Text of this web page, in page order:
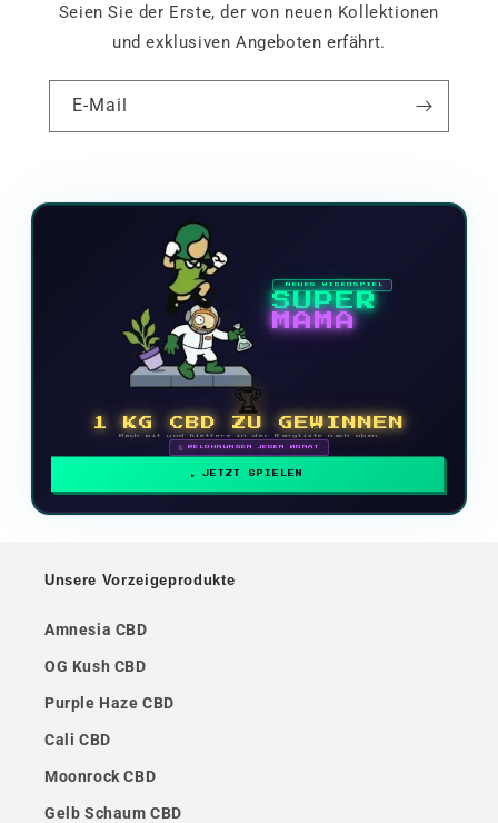
Seien Sie der Erste, der von neuen Kollektionen
und exklusiven Angeboten erfährt.
E-Mail
NEUES VIDEOSPIEL
SUPER
MAMA
🏆
1 KG CBD ZU GEWINNEN
Mach mit und klettere in der Rangliste nach oben
🗓 BELOHNUNGEN JEDEN MONAT
JETZT SPIELEN
Unsere Vorzeigeprodukte
Amnesia CBD
OG Kush CBD
Purple Haze CBD
Cali CBD
Moonrock CBD
Gelb Schaum CBD